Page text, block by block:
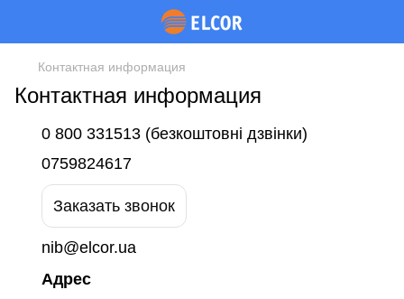
Контактная информация
Контактная информация
0 800 331513 (безкоштовні дзвінки)
0759824617
Заказать звонок
nib@elcor.ua
Адрес